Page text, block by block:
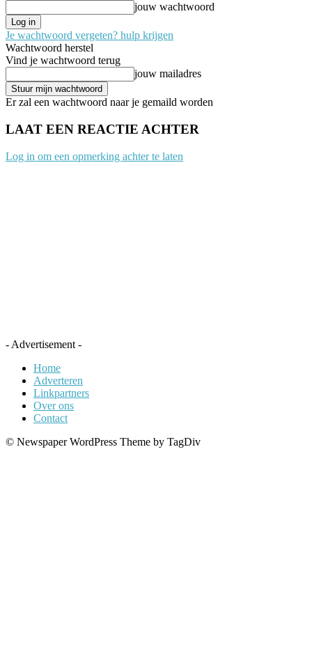
jouw wachtwoord
Je wachtwoord vergeten? hulp krijgen
Wachtwoord herstel
Vind je wachtwoord terug
jouw mailadres
Er zal een wachtwoord naar je gemaild worden
LAAT EEN REACTIE ACHTER
Log in om een opmerking achter te laten
- Advertisement -
Home
Adverteren
Linkpartners
Over ons
Contact
© Newspaper WordPress Theme by TagDiv